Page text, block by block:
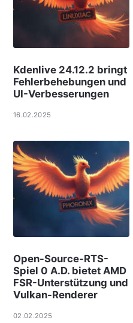
Kdenlive 24.12.2 bringt
Fehlerbehebungen und
UI-Verbesserungen
16.02.2025
Open-Source-RTS-
Spiel 0 A.D. bietet AMD
FSR-Unterstützung und
Vulkan-Renderer
02.02.2025